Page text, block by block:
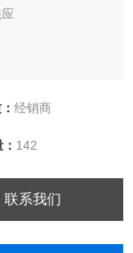
经销商
142
联系我们